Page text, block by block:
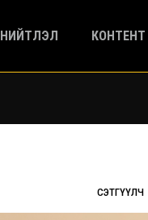
НИЙТЛЭЛ КОНТЕНТ
СЭТГҮҮЛЧ